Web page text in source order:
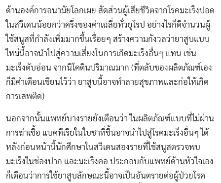
ด้านองค์การอนามัยโลกเผย สัดส่วนผู้เสียชีวิตจากโรคมะเร็งปอด
ในสวีเดนน้อยกว่าครึ่งของค่าเฉลี่ยทั่วยุโรป อย่างไรก็ดีจำนวนผู้
ใช้สนูสที่กำลังเพิ่มมากขึ้นเรื่อยๆ สร้างความกังวลว่ายาสูบแบบ
ใหม่นี้อาจนำไปสู่ความเสี่ยงในการเกิดมะเร็งอื่นๆ แทน เช่น
มะเร็งตับอ่อน จากนิโคตินปริมาณมาก (ที่ตลับของผลิตภัณฑ์เอง
ก็มีคำเตือนเขียนไว้ว่า ยาสูบนี้อาจทำลายสุขภาพและก่อให้เกิด
การเสพติด)
นอกจากนั้นแพทย์บางรายยังเตือนว่า ในผลิตภัณฑ์แบบที่ไม่ผ่าน
การฆ่าเชื้อ แบคทีเรียในใบชาที่ชื้นอาจนำไปสู่โรคมะเร็งอื่นๆ ได้
หลังก่อนหน้านี้นักศึกษาในสวีเดนสองรายที่ใช้สนูสตรวจพบ
มะเร็งในช่องปาก และมะเร็งคอ ประกอบกับแพทย์ด้านหัวใจเอง
ก็เตือนว่าการใช้ยาสูบลักษณะนี้อาจเป็นอันตรายต่อผู้ป่วยโรค